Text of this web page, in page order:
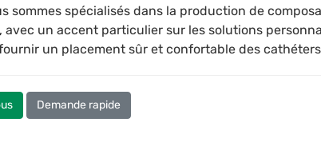
sommes spécialisés dans la production de
avec un accent particulier sur les solutions
un placement sûr et confortable des
Demande rapide